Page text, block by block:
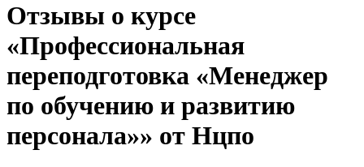
Отзывы о курсе
«Профессиональная
переподготовка «Менеджер
по обучению и развитию
персонала»» от Нцпо